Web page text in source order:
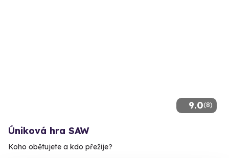
9.0(8)
Úniková hra SAW
Koho obětujete a kdo přežije?